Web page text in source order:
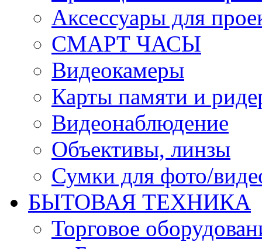
Аксессуары для
СМАРТ ЧАСЫ
Видеокамеры
Карты памяти и
Видеонаблюдение
Объективы, линзы
Сумки для фото/
БЫТОВАЯ ТЕХНИКА
Торговое